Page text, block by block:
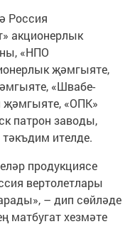
Россия
акционерлык
«НПО
җәмгыяте,
«Швабе-
«ОПК»
патрон заводы,
ителде.
продукциясе
вертолетлары
– дип сөйләде
матбугат хезмәте